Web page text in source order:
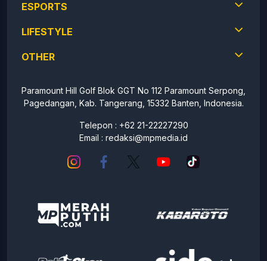
ESPORTS
LIFESTYLE
OTHER
Paramount Hill Golf Blok GGT No 112 Paramount Serpong,
Pagedangan, Kab. Tangerang, 15332 Banten, Indonesia.
Telepon : +62 21-22227290
Email : redaksi@mpmedia.id